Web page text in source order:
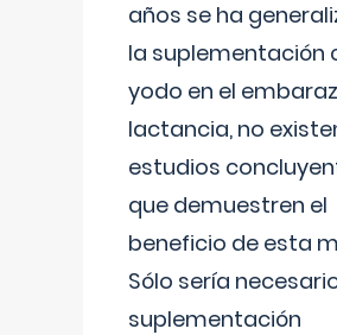
años se ha
la suplementación
yodo en el
lactancia, no
estudios
que demuestren el
beneficio de esta
Sólo sería
suplementación